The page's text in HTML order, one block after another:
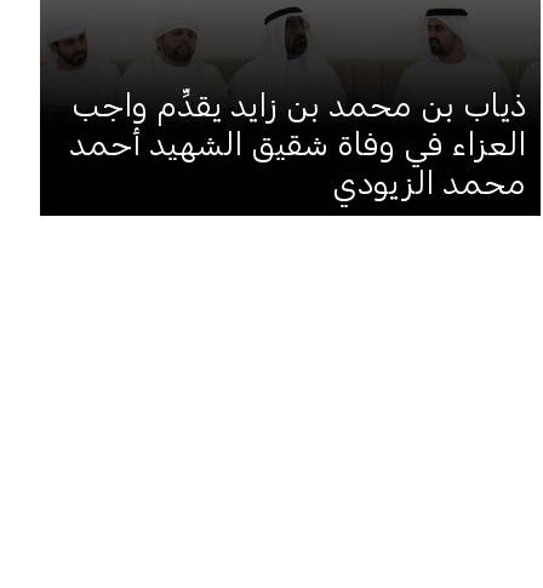
ذياب بن محمد بن زايد يقدِّم واجب
العزاء في وفاة شقيق الشهيد أحمد
محمد الزيودي